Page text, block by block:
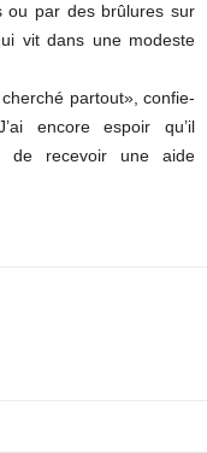
ou par des brûlures sur
vit dans une modeste
partout», confie-
encore espoir qu’il
de recevoir une aide